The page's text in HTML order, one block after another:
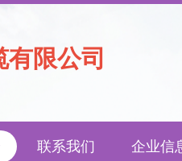
限公司
联系我们 企业信